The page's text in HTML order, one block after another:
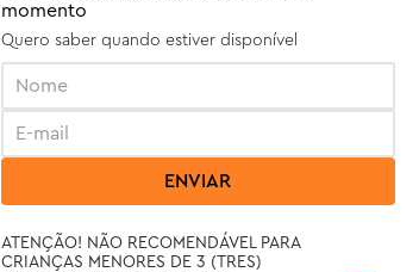
momento
Quero saber quando estiver disponível
ENVIAR
ATENÇÃO! NÃO RECOMENDÁVEL PARA
CRIANÇAS MENORES DE 3 (TRES)